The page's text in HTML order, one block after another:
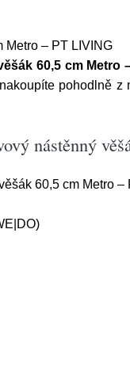
Metro – PT LIVING
60,5 cm Metro
pohodlně
nástěnný
60,5 cm Metro –